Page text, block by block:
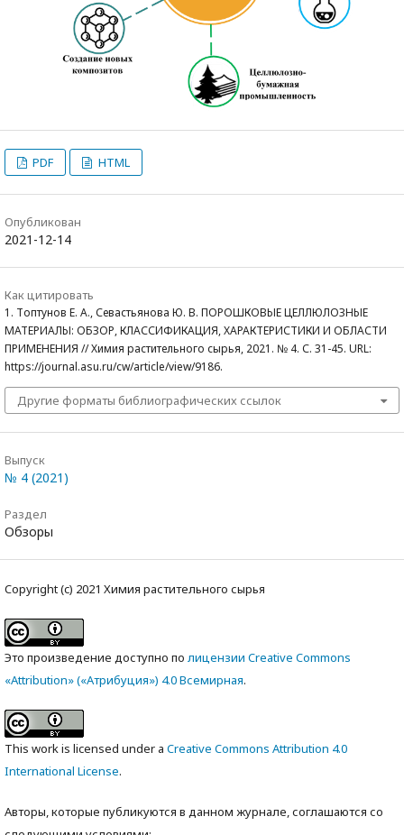
PDF HTML
Опубликован
2021-12-14
Как цитировать
1. Топтунов Е. А., Севастьянова Ю. В. ПОРОШКОВЫЕ ЦЕЛЛЮЛОЗНЫЕ
МАТЕРИАЛЫ: ОБЗОР, КЛАССИФИКАЦИЯ, ХАРАКТЕРИСТИКИ И ОБЛАСТИ
ПРИМЕНЕНИЯ // Химия растительного сырья, 2021. № 4. С. 31-45. URL:
https://journal.asu.ru/cw/article/view/9186.
Другие форматы библиографических ссылок
Выпуск
№ 4 (2021)
Раздел
Обзоры
Copyright (c) 2021 Химия растительного сырья
Это произведение доступно по лицензии Creative Commons
«Attribution» («Атрибуция») 4.0 Всемирная.
This work is licensed under a Creative Commons Attribution 4.0
International License.
Авторы, которые публикуются в данном журнале, соглашаются со